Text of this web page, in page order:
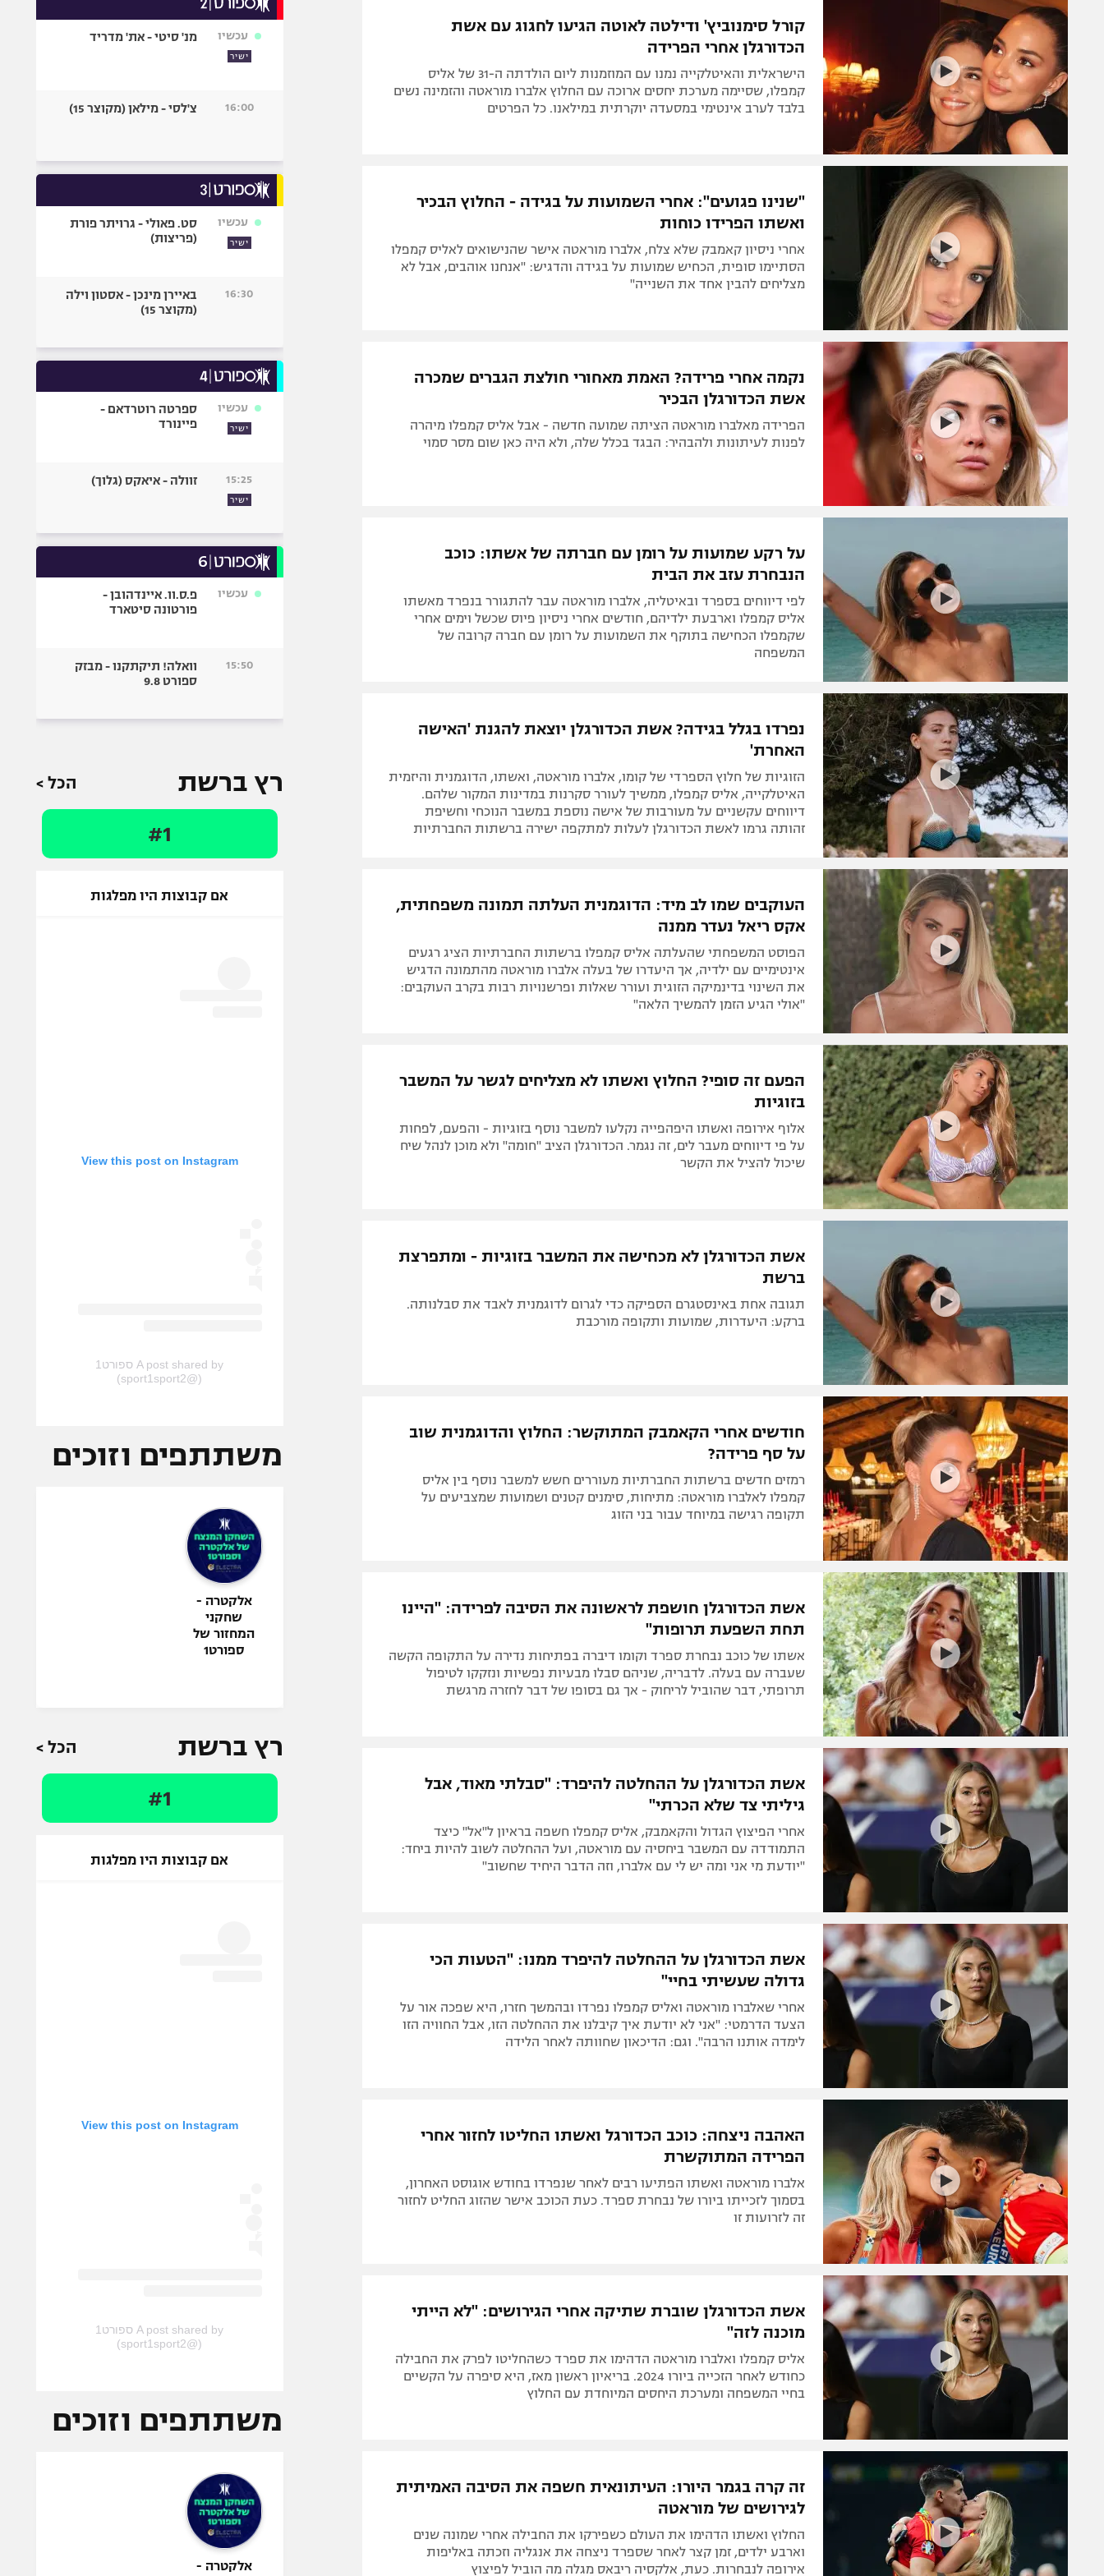
תקנון משתתפים וזוכים בפרסים
תקנון עבור פעילות אלקטרה
תקנון עבור פעילות ספורט 1 – "מרלן"
טניס
גיימינג E-Sports
תנאי שימוש
מדיניות פרטיות
תקנון פעילות ספורט 1
רשיון להקרנה פומבית לבית עסק
הצטרפות לחבילת הערוצים
לוח דרושים – ג'ובנט
תגיות
המגזין
הפועל חיפה
הפועל באר שבע
מכבי נתניה
בני יהודה
ליגות נוספות
ספורט מוטורי
בייסבול MLB
גיימינג E-Sports
קורל סימנוביץ' ודילטה לאוטה הגיעו לחגוג עם אשת
הכדורגלן אחרי הפרידה
הישראלית והאיטלקייה נמנו עם המוזמנות ליום הולדתה ה-31 של אליס
קמפלו, שסיימה מערכת יחסים ארוכה עם החלוץ אלברו מוראטה והזמינה נשים
בלבד לערב אינטימי במסעדה יוקרתית במילאנו. כל הפרטים
"שנינו פגועים": אחרי השמועות על בגידה - החלוץ הבכיר
ואשתו הפרידו כוחות
אחרי ניסיון קאמבק שלא צלח, אלברו מוראטה אישר שהנישואים לאליס קמפלו
הסתיימו סופית, הכחיש שמועות על בגידה והדגיש: "אנחנו אוהבים, אבל לא
מצליחים להבין אחד את השנייה"
נקמה אחרי פרידה? האמת מאחורי חולצת הגברים שמכרה
אשת הכדורגלן הבכיר
הפרידה מאלברו מוראטה הציתה שמועה חדשה - אבל אליס קמפלו מיהרה
לפנות לעיתונות ולהבהיר: הבגד בכלל שלה, ולא היה כאן שום מסר סמוי
על רקע שמועות על רומן עם חברתה של אשתו: כוכב
הנבחרת עזב את הבית
לפי דיווחים בספרד ובאיטליה, אלברו מוראטה עבר להתגורר בנפרד מאשתו
אליס קמפלו וארבעת ילדיהם, חודשים אחרי ניסיון פיוס שכשל וימים אחרי
שקמפלו הכחישה בתוקף את השמועות על רומן עם חברה קרובה של
המשפחה
נפרדו בגלל בגידה? אשת הכדורגלן יוצאת להגנת 'האישה
האחרת'
הזוגיות של חלוץ הספרדי של קומו, אלברו מוראטה, ואשתו, הדוגמנית והיזמית
האיטלקייה, אליס קמפלו, ממשיך לעורר סקרנות במדינות המקור שלהם.
דיווחים עקשניים על מעורבות של אישה נוספת במשבר הנוכחי וחשיפת
זהותה גרמו לאשת הכדורגלן לעלות למתקפה ישירה ברשתות החברתיות
העוקבים שמו לב מיד: הדוגמנית העלתה תמונה משפחתית,
אקס ריאל נעדר ממנה
הפוסט המשפחתי שהעלתה אליס קמפלו ברשתות החברתיות הציג רגעים
אינטימיים עם ילדיה, אך היעדרו של בעלה אלברו מוראטה מהתמונה הדגיש
את השינוי בדינמיקה הזוגית ועורר שאלות ופרשנויות רבות בקרב העוקבים:
"אולי הגיע הזמן להמשיך הלאה"
הפעם זה סופי? החלוץ ואשתו לא מצליחים לגשר על המשבר
בזוגיות
אלוף אירופה ואשתו היפהפייה נקלעו למשבר נוסף בזוגיות - והפעם, לפחות
על פי דיווחים מעבר לים, זה נגמר. הכדורגלן הציב "חומה" ולא מוכן לנהל שיח
שיכול להציל את הקשר
אשת הכדורגלן לא מכחישה את המשבר בזוגיות - ומתפרצת
ברשת
תגובה אחת באינסטגרם הספיקה כדי לגרום לדוגמנית לאבד את סבלנותה.
ברקע: היעדרות, שמועות ותקופה מורכבת
חודשים אחרי הקאמבק המתוקשר: החלוץ והדוגמנית שוב
על סף פרידה?
רמזים חדשים ברשתות החברתיות מעוררים חשש למשבר נוסף בין אליס
קמפלו לאלברו מוראטה: מתיחות, סימנים קטנים ושמועות שמצביעים על
תקופה רגישה במיוחד עבור בני הזוג
אשת הכדורגלן חושפת לראשונה את הסיבה לפרידה: "היינו
תחת השפעת תרופות"
אשתו של כוכב נבחרת ספרד וקומו דיברה בפתיחות נדירה על התקופה הקשה
שעברה עם בעלה. לדבריה, שניהם סבלו מבעיות נפשיות ונזקקו לטיפול
תרופתי, דבר שהוביל לריחוק - אך גם בסופו של דבר לחזרה מרגשת
אשת הכדורגלן על ההחלטה להיפרד: "סבלתי מאוד, אבל
גיליתי צד שלא הכרתי"
אחרי הפיצוץ הגדול והקאמבק, אליס קמפלו חשפה בראיון ל"אל" כיצד
התמודדה עם המשבר ביחסיה עם מוראטה, ועל ההחלטה לשוב להיות ביחד:
"יודעת מי אני ומה יש לי עם אלברו, וזה הדבר היחיד שחשוב"
אשת הכדורגלן על ההחלטה להיפרד ממנו: "הטעות הכי
גדולה שעשיתי בחיי"
אחרי שאלברו מוראטה ואליס קמפלו נפרדו ובהמשך חזרו, היא שפכה אור על
הצעד הדרמטי: "אני לא יודעת איך קיבלנו את ההחלטה הזו, אבל החוויה הזו
לימדה אותנו הרבה". וגם: הדיכאון שחוותה לאחר הלידה
האהבה ניצחה: כוכב הכדורגל ואשתו החליטו לחזור אחרי
הפרידה המתוקשרת
אלברו מוראטה ואשתו הפתיעו רבים לאחר שנפרדו בחודש אוגוסט האחרון,
בסמוך לזכייתו ביורו של נבחרת ספרד. כעת הכוכב אישר שהזוג החליט לחזור
זה לזרועות זו
אשת הכדורגלן שוברת שתיקה אחרי הגירושים: "לא הייתי
מוכנה לזה"
אליס קמפלו ואלברו מוראטה הדהימו את ספרד כשהחליטו לפרק את החבילה
כחודש לאחר הזכייה ביורו 2024. בריאיון ראשון מאז, היא סיפרה על הקשיים
בחיי המשפחה ומערכת היחסים המיוחדת עם החלוץ
זה קרה בגמר היורו: העיתונאית חשפה את הסיבה האמיתית
לגירושים של מוראטה
החלוץ ואשתו הדהימו את העולם כשפירקו את החבילה אחרי שמונה שנים
וארבע ילדים, זמן קצר לאחר שספרד ניצחה את אנגליה וזכתה באליפות
אירופה לנבחרות. כעת, אלקסיה ריבאס מגלה מה הוביל לפיצוץ
עכשיו
ישיר
מנ' סיטי - את' מדריד
16:00 צ'לסי - מילאן (מקוצר 15)
עכשיו
ישיר
סט. פאולי - גרויתר פורת
(פריצות)
16:30
באיירן מינכן - אסטון וילה
(מקוצר 15)
עכשיו
ישיר
ספרטה רוטרדאם -
פיינורד
15:25
ישיר
זוולה - איאקס (גלוך)
עכשיו
פ.ס.וו. איינדהובן -
פורטונה סיטארד
15:50
וואלה! תיקתקנו - מבזק
ספורט 9.8
רץ ברשת הכל >
#1
אם קבוצות היו מפלגות
View this post on Instagram
A post shared by ספורט1
(@sport1sport2)
משתתפים וזוכים
אלקטרה -
שחקני
המחזור של
ספורט1
רץ ברשת הכל >
#1
אם קבוצות היו מפלגות
View this post on Instagram
A post shared by ספורט1
(@sport1sport2)
משתתפים וזוכים
אלקטרה -